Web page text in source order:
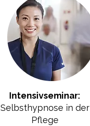
Intensivseminar:
Selbsthypnose in der
Pflege